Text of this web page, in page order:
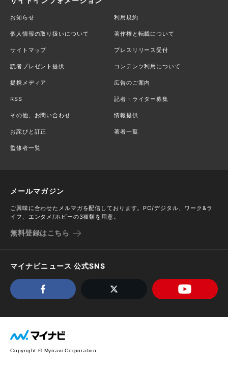
お知らせ 利用規約
個人情報の取り扱いについて 著作権と転載について
サイトマップ プレスリリース受付
読者プレゼント提供 コンテンツ利用について
提携メディア 広告のご案内
RSS 記者・ライター募集
その他、お問い合わせ 情報提供
お詫びと訂正 著者一覧
監修者一覧
メールマガジン
ご興味に合わせたメルマガを配信しております。PC/デジタル、ワーク&ラ
イフ、エンタメ/ホビーの3種類を用意。
無料登録はこちら
マイナビニュース 公式SNS
Copyright © Mynavi Corporation